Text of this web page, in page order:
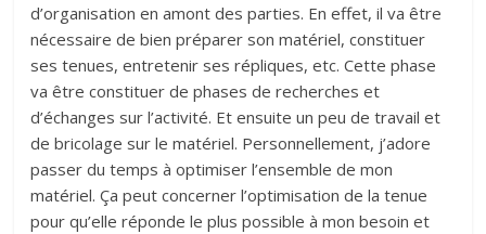
d’organisation en amont des parties. En effet, il va être
nécessaire de bien préparer son matériel, constituer
ses tenues, entretenir ses répliques, etc. Cette phase
va être constituer de phases de recherches et
d’échanges sur l’activité. Et ensuite un peu de travail et
de bricolage sur le matériel. Personnellement, j’adore
passer du temps à optimiser l’ensemble de mon
matériel. Ça peut concerner l’optimisation de la tenue
pour qu’elle réponde le plus possible à mon besoin et